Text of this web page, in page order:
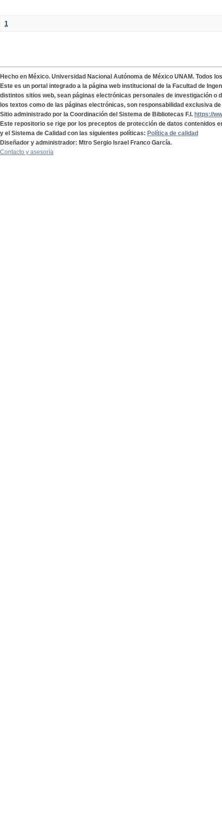
1
Hecho en México. Universidad Nacional Autónoma de México UNAM. Todos
Este es un portal integrado a la página web institucional de la Facultad de
distintos sitios web, sean páginas electrónicas personales de investigación o
los textos como de las páginas electrónicas, son responsabilidad exclusiva
Sitio administrado por la Coordinación del Sistema de Bibliotecas F.I. https://
Este repositorio se rige por los preceptos de protección de datos contenidos
y el Sistema de Calidad con las siguientes políticas: Política de calidad
Diseñador y administrador: Mtro Sergio Israel Franco García.
Contacto y asesoría